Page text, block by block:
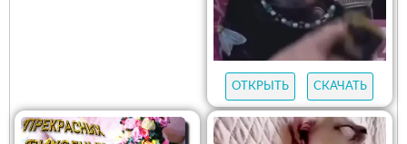
ОТКРЫТЬ СКАЧАТЬ